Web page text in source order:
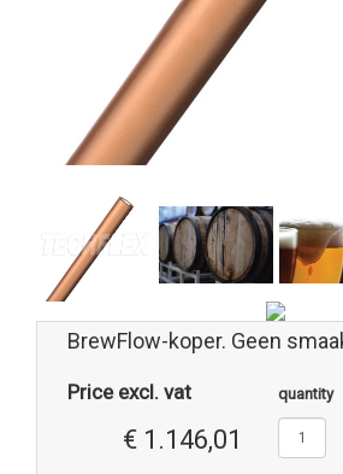
BrewFlow-koper. Geen
Price excl. vat
€ 1.146,01
quantity